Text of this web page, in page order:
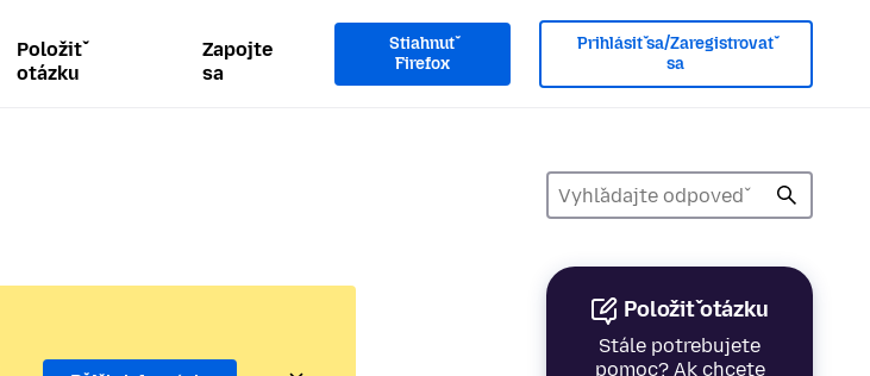
Položiť
otázku
Zapojte
sa
Stiahnuť
Firefox
Prihlásiť sa/Zaregistrovať
sa
Položiť otázku
Stále potrebujete
pomoc? Ak chcete